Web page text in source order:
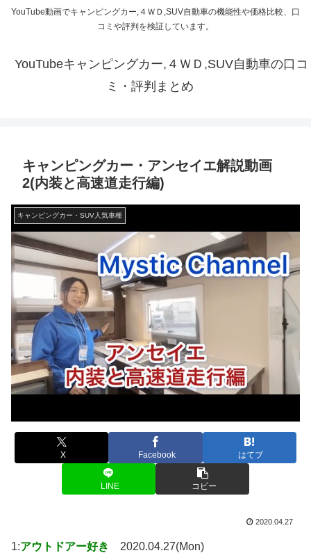
YouTube動画でキャンピングカー,４ＷＤ,SUV自動車の機能性や価格比較、口
コミや評判を検証しています。
YouTubeキャンピングカー,４ＷＤ,SUV自動車の口コ
ミ・評判まとめ
キャンピングカー・アンセイエ解説動画
2(内装と高速道走行編)
キャンピングカー・SUV人気車種
X Facebook はてブ
LINE コピー
2020.04.27
1:アウトドアー好き 2020.04.27(Mon)